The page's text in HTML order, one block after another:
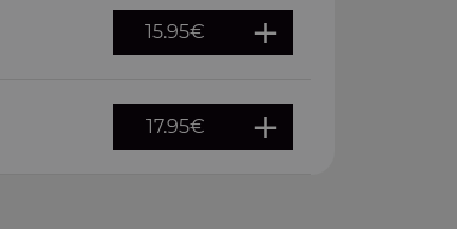
15.95€
17.95€